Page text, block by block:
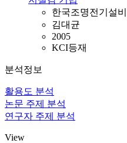
한국조명전기설
김대균
2005
KCI등재
분석정보
활용도 분석
논문 주제 분석
연구자 주제 분석
View